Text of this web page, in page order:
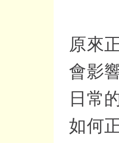
原來
會影
日常
如何